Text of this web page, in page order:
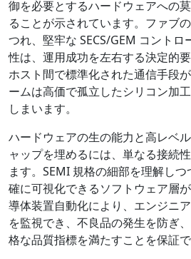
御を必要とするハードウェアへの
ることが示されています。ファブ
つれ、堅牢な SECS/GEM コント
性は、運用成功を左右する決定的
ホスト間で標準化された通信手段
ームは高価で孤立したシリコン加
しまいます。
ハードウェアの生の能力と高レベ
ャップを埋めるには、単なる接続
ます。SEMI 規格の細部を理解し
確に可視化できるソフトウェア層
導体装置自動化により、エンジニ
を監視でき、不良品の発生を防ぎ
格な品質指標を満たすことを保証で